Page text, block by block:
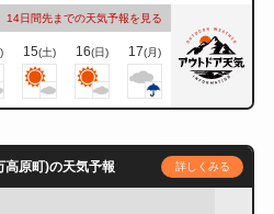
14日間先までの天気予報を見る
15(土) 16(日) 17(月)
高原町)の天気予報 詳しくみる